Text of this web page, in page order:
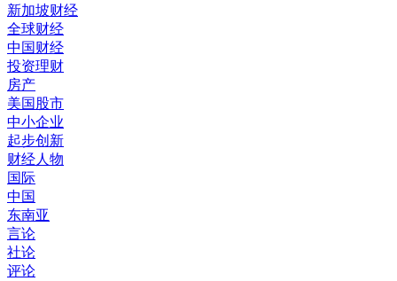
新加坡财经
全球财经
中国财经
投资理财
房产
美国股市
中小企业
起步创新
财经人物
国际
中国
东南亚
言论
社论
评论